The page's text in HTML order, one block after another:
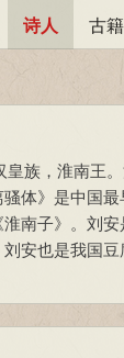
诗人 古籍
皇族，淮南王
体》是中国
南子》。刘
安也是我国豆